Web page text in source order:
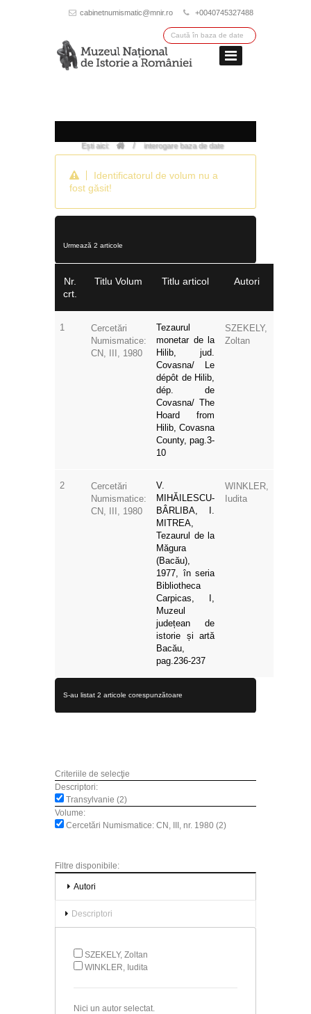
cabinetnumismatic@mnir.ro +0040745327488
Ești aici: / interogare baza de date
Identificatorul de volum nu a
fost găsit!
Urmează 2 articole
Nr.
crt.
Titlu Volum Titlu articol Autori
1
Cercetări
Numismatice:
CN, III, 1980
Tezaurul
monetar de la
Hilib, jud.
Covasna/ Le
dépôt de Hilib,
dép. de
Covasna/ The
Hoard from
Hilib, Covasna
County, pag.3-
10
SZEKELY,
Zoltan
2
Cercetări
Numismatice:
CN, III, 1980
V.
MIHĂILESCU-
BÂRLIBA, I.
MITREA,
Tezaurul de la
Măgura
(Bacău),
1977, în seria
Bibliotheca
Carpicas, I,
Muzeul
județean de
istorie și artă
Bacău,
pag.236-237
WINKLER,
Iudita
S-au listat 2 articole corespunzătoare
Criteriile de selecţie
Descriptori:
Transylvanie (2)
Volume:
Cercetări Numismatice: CN, III, nr. 1980 (2)
Filtre disponibile:
Autori
Descriptori
SZEKELY, Zoltan
WINKLER, Iudita
Nici un autor selectat.